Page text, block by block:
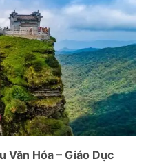
Văn Hóa – Giáo Dục